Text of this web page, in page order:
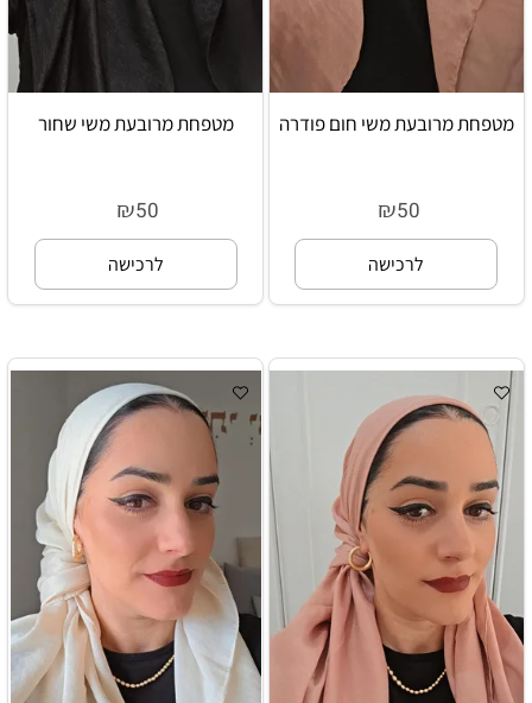
מטפחת מרובעת משי חום פודרה
₪50
לרכישה
מטפחת מרובעת משי שחור
₪50
לרכישה